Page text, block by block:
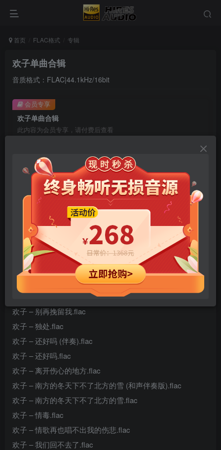
首页 FLAC格式 专辑
欢子单曲合辑
音质格式：FLAC|44.1kHz/16bit
欢子单曲合辑
此内容为会员专享，请付费后查看
9.9 99
年卡会员 免费 永久会员
立即购买
您当前未登录！建议登陆后购买，可保存购买订单
会员专享
hiresz.com.txt
曾春年 – 最幸福的人.flac
陈娟儿 & 六哲 – 错错错.flac
欢子 – 爱的奴隶.flac
欢子 – 爱昏了头.flac
欢子 – 别再挽留我.flac
欢子 – 独处.flac
欢子 – 还好吗 (伴奏).flac
欢子 – 还好吗.flac
欢子 – 离开伤心的地方.flac
欢子 – 南方的冬天下不了北方的雪 (和声伴奏版).flac
欢子 – 南方的冬天下不了北方的雪.flac
欢子 – 情毒.flac
欢子 – 情歌再也唱不出我的伤悲.flac
欢子 – 我们回不去了.flac